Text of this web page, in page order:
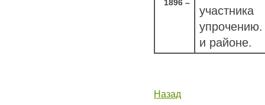
1896 –
и районе.
Назад